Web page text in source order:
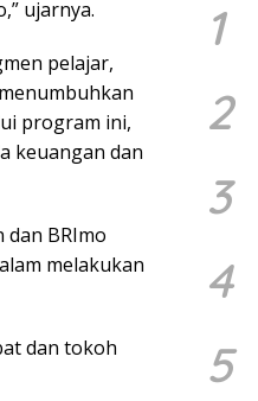
ujarnya.
pelajar,
program ini,
keuangan dan
BRImo
melakukan
dan tokoh
1
2
3
4
5